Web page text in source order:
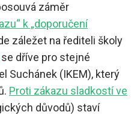
záměr
k „doporučení
záležet na řediteli školy
se dříve pro stejné
Suchánek (IKEM), který
Proti zákazu sladkostí ve
důvodů) staví